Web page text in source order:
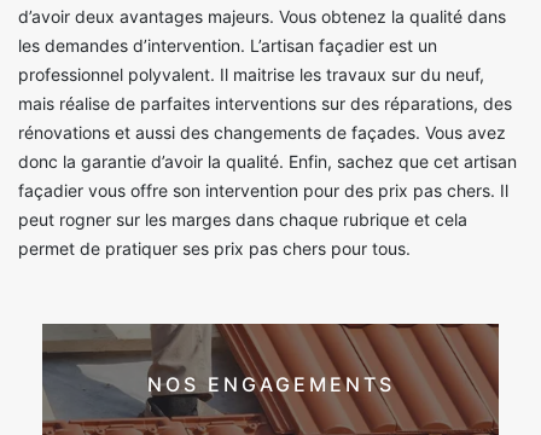
d’avoir deux avantages majeurs. Vous obtenez la qualité dans
les demandes d’intervention. L’artisan façadier est un
professionnel polyvalent. Il maitrise les travaux sur du neuf,
mais réalise de parfaites interventions sur des réparations, des
rénovations et aussi des changements de façades. Vous avez
donc la garantie d’avoir la qualité. Enfin, sachez que cet artisan
façadier vous offre son intervention pour des prix pas chers. Il
peut rogner sur les marges dans chaque rubrique et cela
permet de pratiquer ses prix pas chers pour tous.
NOS ENGAGEMENTS